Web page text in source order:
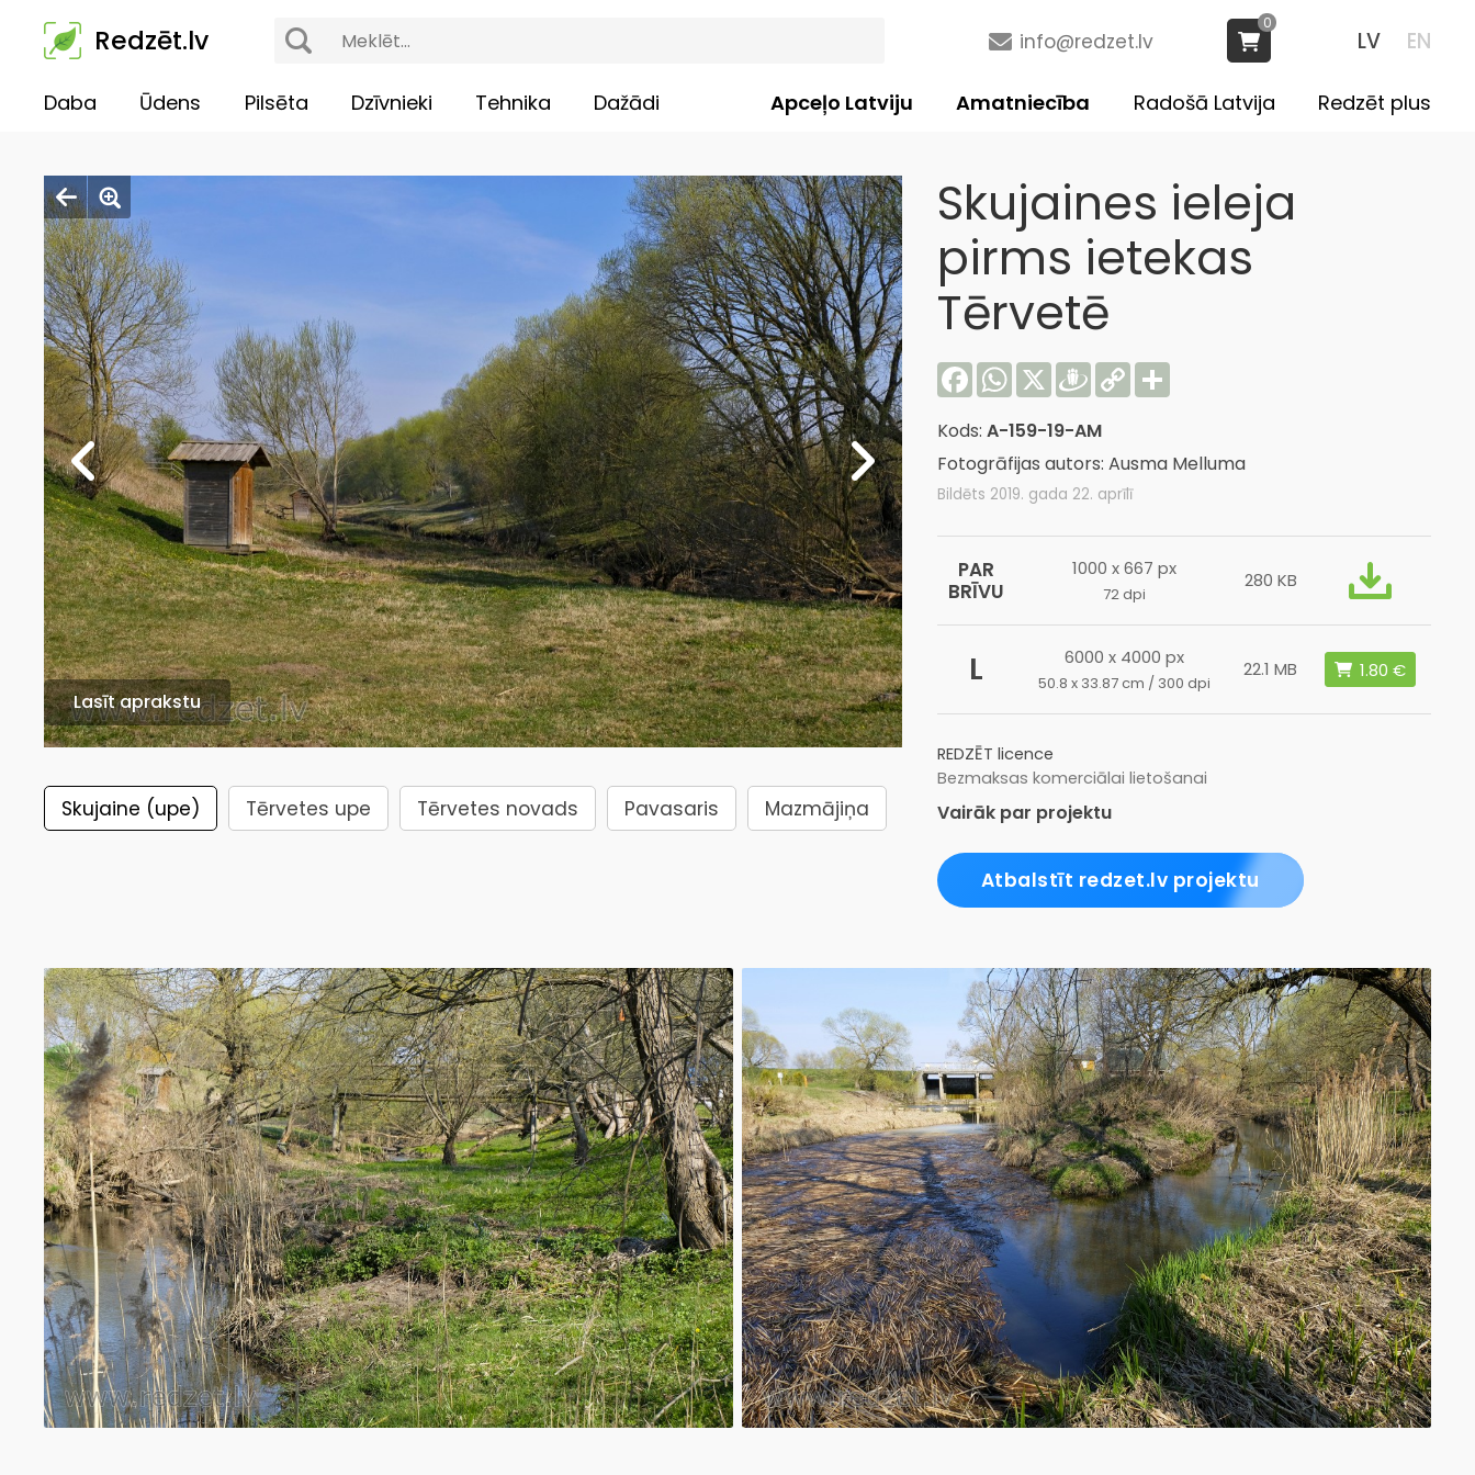
Redzēt.lv LV EN
info@redzet.lv
0
Daba Ūdens Pilsēta Dzīvnieki Tehnika Dažādi Redzēt plus
Radošā Latvija
Amatniecība
Apceļo Latviju
Lasīt aprakstu
Skujaine (upe) Tērvetes upe Tērvetes novads Pavasaris Mazmājiņa
Skujaines ieleja
pirms ietekas
Tērvetē
Facebook
WhatsApp
X Draugiem
Copy
Link
Share
Kods: A-159-19-AM
Fotogrāfijas autors: Ausma Melluma
Bildēts 2019. gada 22. aprīlī
PAR
BRĪVU
1000 x 667 px
72 dpi
280 KB
L 6000 x 4000 px
50.8 x 33.87 cm / 300 dpi
22.1 MB
REDZĒT licence
Bezmaksas komerciālai lietošanai
Vairāk par projektu
Atbalstīt redzet.lv projektu